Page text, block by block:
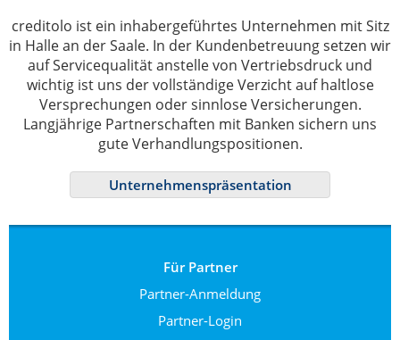
creditolo ist ein inhabergeführtes Unternehmen mit Sitz
in Halle an der Saale. In der Kundenbetreuung setzen wir
auf Servicequalität anstelle von Vertriebsdruck und
wichtig ist uns der vollständige Verzicht auf haltlose
Versprechungen oder sinnlose Versicherungen.
Langjährige Partnerschaften mit Banken sichern uns
gute Verhandlungspositionen.
Unternehmenspräsentation
Für Partner
Partner-Anmeldung
Partner-Login